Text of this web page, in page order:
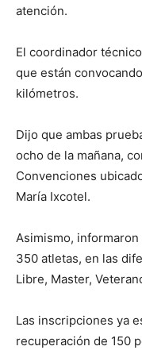
atención.
El coordinador
que están
kilómetros.
Dijo que ambas
ocho de la mañana,
Convenciones
María Ixcotel.
Asimismo,
350 atletas, en las
Libre, Master,
Las inscripciones ya
recuperación de 150